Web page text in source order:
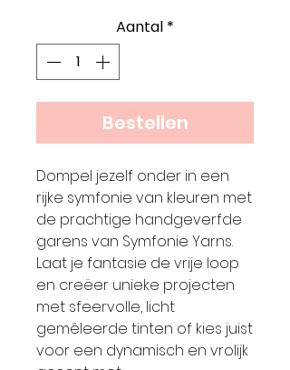
Aantal *
Bestellen
Dompel jezelf onder in een
rijke symfonie van kleuren met
de prachtige handgeverfde
garens van Symfonie Yarns.
Laat je fantasie de vrije loop
en creëer unieke projecten
met sfeervolle, licht
gemêleerde tinten of kies juist
voor een dynamisch en vrolijk